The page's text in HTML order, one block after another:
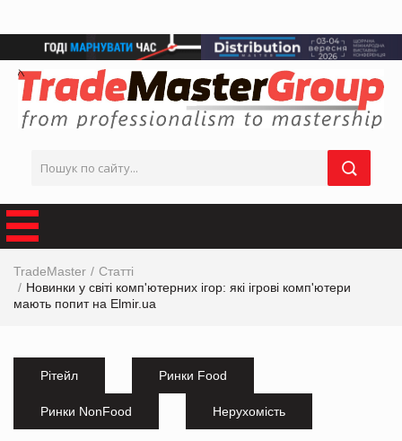
TradeMaster
Статті
Новинки у світі комп'ютерних ігор: які ігрові комп'ютери
мають попит на Elmir.ua
Рітейл Ринки Food
Ринки NonFood Нерухомість